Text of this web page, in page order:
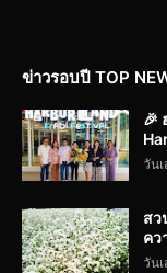
ข่าวรอบปี TOP
🎉
วัน
สว
คว
วัน